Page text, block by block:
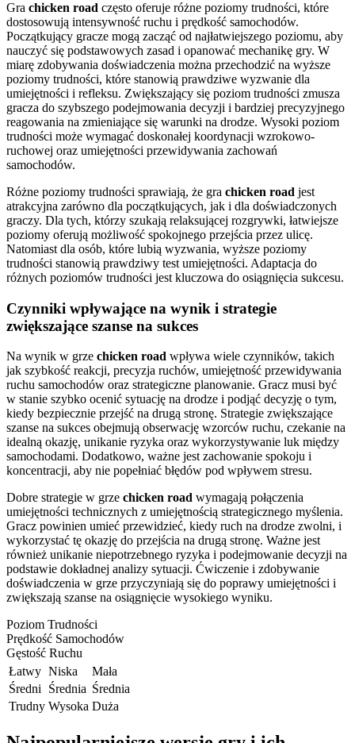
Gra chicken road często oferuje różne poziomy trudności, które
dostosowują intensywność ruchu i prędkość samochodów.
Początkujący gracze mogą zacząć od najłatwiejszego poziomu, aby
nauczyć się podstawowych zasad i opanować mechanikę gry. W
miarę zdobywania doświadczenia można przechodzić na wyższe
poziomy trudności, które stanowią prawdziwe wyzwanie dla
umiejętności i refleksu. Zwiększający się poziom trudności zmusza
gracza do szybszego podejmowania decyzji i bardziej precyzyjnego
reagowania na zmieniające się warunki na drodze. Wysoki poziom
trudności może wymagać doskonałej koordynacji wzrokowo-
ruchowej oraz umiejętności przewidywania zachowań
samochodów.
Różne poziomy trudności sprawiają, że gra chicken road jest
atrakcyjna zarówno dla początkujących, jak i dla doświadczonych
graczy. Dla tych, którzy szukają relaksującej rozgrywki, łatwiejsze
poziomy oferują możliwość spokojnego przejścia przez ulicę.
Natomiast dla osób, które lubią wyzwania, wyższe poziomy
trudności stanowią prawdziwy test umiejętności. Adaptacja do
różnych poziomów trudności jest kluczowa do osiągnięcia sukcesu.
Czynniki wpływające na wynik i strategie
zwiększające szanse na sukces
Na wynik w grze chicken road wpływa wiele czynników, takich
jak szybkość reakcji, precyzja ruchów, umiejętność przewidywania
ruchu samochodów oraz strategiczne planowanie. Gracz musi być
w stanie szybko ocenić sytuację na drodze i podjąć decyzję o tym,
kiedy bezpiecznie przejść na drugą stronę. Strategie zwiększające
szanse na sukces obejmują obserwację wzorców ruchu, czekanie na
idealną okazję, unikanie ryzyka oraz wykorzystywanie luk między
samochodami. Dodatkowo, ważne jest zachowanie spokoju i
koncentracji, aby nie popełniać błędów pod wpływem stresu.
Dobre strategie w grze chicken road wymagają połączenia
umiejętności technicznych z umiejętnością strategicznego myślenia.
Gracz powinien umieć przewidzieć, kiedy ruch na drodze zwolni, i
wykorzystać tę okazję do przejścia na drugą stronę. Ważne jest
również unikanie niepotrzebnego ryzyka i podejmowanie decyzji na
podstawie dokładnej analizy sytuacji. Ćwiczenie i zdobywanie
doświadczenia w grze przyczyniają się do poprawy umiejętności i
zwiększają szanse na osiągnięcie wysokiego wyniku.
Poziom Trudności
Prędkość Samochodów
Gęstość Ruchu
Łatwy Niska
Mała
Średni Średnia Średnia
Trudny Wysoka Duża